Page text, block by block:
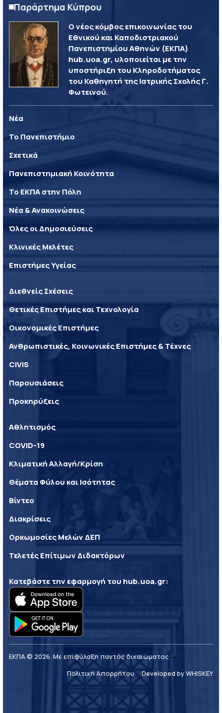
Παράρτημα Κύπρου
Ο νέος κόμβος επικοινωνίας του
Εθνικού και Καποδιστριακού
Πανεπιστημίου Αθηνών (ΕΚΠΑ)
hub.uoa.gr, υλοποιείται με την
υποστήριξη του Κληροδοτήματος
του Καθηγητή της Ιατρικής Σχολής Γ.
Φωτεινού.
Νέα
Το Πανεπιστήμιο
Σχετικά
Πανεπιστημιακή Κοινότητα
Το ΕΚΠΑ στην Πόλη
Νέα & Ανακοινώσεις
Όλες οι Δημοσιεύσεις
Κλινικές Μελέτες
Επιστήμες Υγείας
Διεθνείς Σχέσεις
Θετικές Επιστήμες και Τεχνολογία
Οικονομικές Επιστήμες
Ανθρωπιστικές, Κοινωνικές Επιστήμες & Τέχνες
CIVIS
Παρουσιάσεις
Προκηρύξεις
Αθλητισμός
COVID-19
Κλιματική Αλλαγή/Κρίση
Θέματα Φύλου και Ισότητας
Βίντεο
Διακρίσεις
Ορκωμοσίες Μελών ΔΕΠ
Τελετές Επίτιμων Διδακτόρων
Κατεβάστε την εφαρμογή του hub.uoa.gr:
ΕΚΠΑ © 2026. Με επιφύλαξη παντός δικαιώματος
Πολιτική Απορρήτου
Developed by WHISKEY